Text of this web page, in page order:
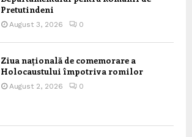
Pretutindeni
August 3, 2026 0
Ziua națională de comemorare a
Holocaustului împotriva romilor
August 2, 2026 0